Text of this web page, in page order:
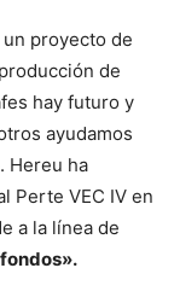
proyecto de
de
hay futuro y
ayudamos
Hereu ha
Perte VEC IV en
a la línea de